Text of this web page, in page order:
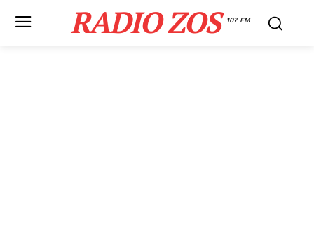
RADIO ZOS 107 FM